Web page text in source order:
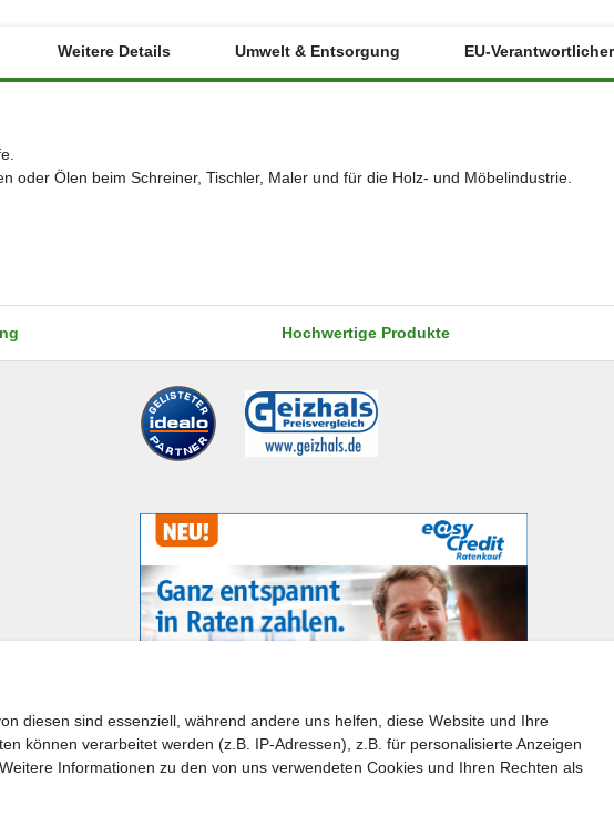
Weitere Details Umwelt & Entsorgung EU-Verantwortlicher
oder Ölen beim Schreiner, Tischler, Maler und für die Holz- und Möbelindustrie.
Hochwertige Produkte
Länder entnehmen Sie bitte der Schaltfläche mit den Versandinformationen
diesen sind essenziell, während andere uns helfen, diese Website und Ihre
können verarbeitet werden (z.B. IP-Adressen), z.B. für personalisierte Anzeigen
Informationen zu den von uns verwendeten Cookies und Ihren Rechten als